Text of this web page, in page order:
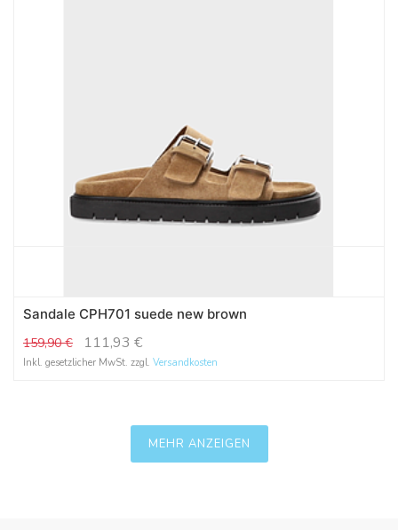
Sandale CPH701 suede new brown
159,90€ 111,93 €
Inkl. gesetzlicher MwSt. zzgl. Versandkosten
MEHR ANZEIGEN